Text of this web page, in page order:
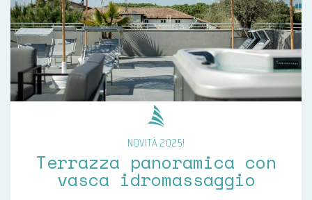
NOVITÀ 2025!
Terrazza panoramica con
vasca idromassaggio